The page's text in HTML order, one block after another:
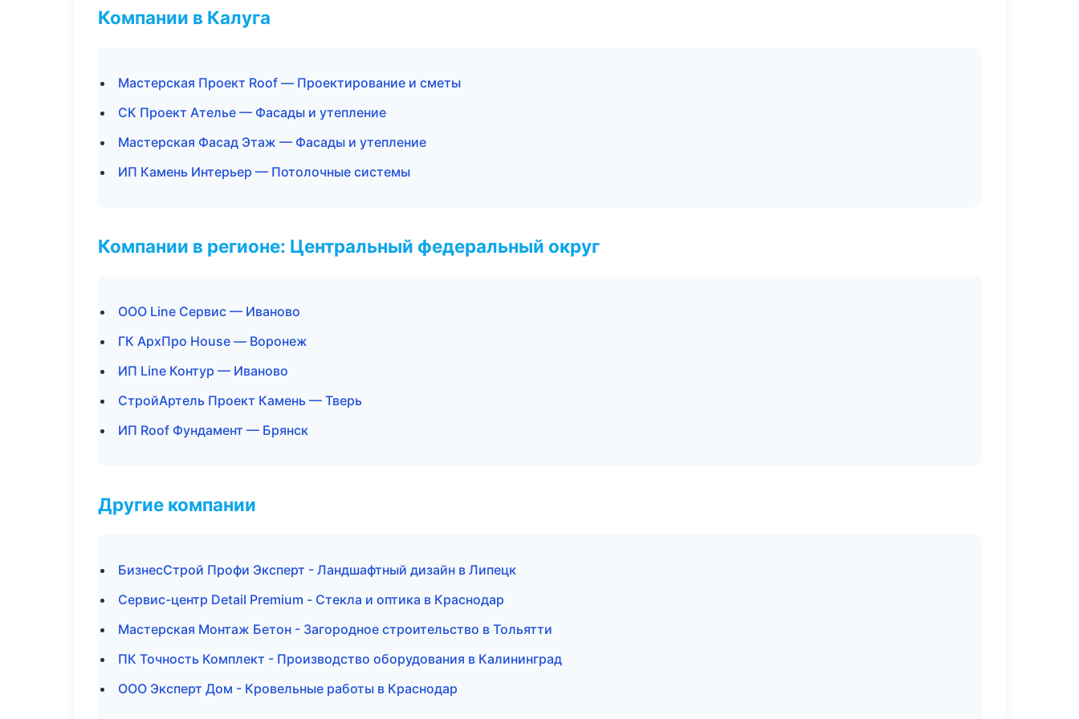
Компании в Калуга
Мастерская Проект Roof — Проектирование и сметы
СК Проект Ателье — Фасады и утепление
Мастерская Фасад Этаж — Фасады и утепление
ИП Камень Интерьер — Потолочные системы
Компании в регионе: Центральный федеральный округ
ООО Line Сервис — Иваново
ГК АрхПро House — Воронеж
ИП Line Контур — Иваново
СтройАртель Проект Камень — Тверь
ИП Roof Фундамент — Брянск
Другие компании
БизнесСтрой Профи Эксперт - Ландшафтный дизайн в Липецк
Сервис-центр Detail Premium - Стекла и оптика в Краснодар
Мастерская Монтаж Бетон - Загородное строительство в Тольятти
ПК Точность Комплект - Производство оборудования в Калининград
ООО Эксперт Дом - Кровельные работы в Краснодар